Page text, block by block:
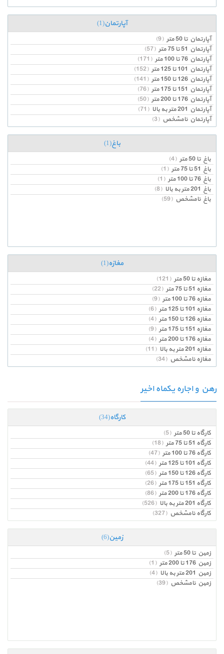
آپارتمان(1)
آپارتمان تا 50 متر
(9)
آپارتمان 51 تا 75 متر
(57)
آپارتمان 76 تا 100 متر
(171)
آپارتمان 101 تا 125 متر
(152)
آپارتمان 126 تا 150 متر
(141)
آپارتمان 151 تا 175 متر
(76)
آپارتمان 176 تا 200 متر
(50)
آپارتمان 201 متر به بالا
(71)
آپارتمان نامشخص (3)
باغ(1)
باغ تا 50 متر
(4)
باغ 51 تا 75 متر
(1)
باغ 76 تا 100 متر
(1)
باغ 201 متر به بالا
(8)
باغ نامشخص (59)
مغازه(1)
مغازه تا 50 متر
(121)
مغازه 51 تا 75 متر
(22)
مغازه 76 تا 100 متر
(9)
مغازه 101 تا 125 متر
(6)
مغازه 126 تا 150 متر
(4)
مغازه 151 تا 175 متر
(9)
مغازه 176 تا 200 متر
(4)
مغازه 201 متر به بالا
(11)
مغازه نامشخص (34)
رهن و اجاره یکماه اخیر
کارگاه(34)
کارگاه تا 50 متر
(5)
کارگاه 51 تا 75 متر
(18)
کارگاه 76 تا 100 متر
(47)
کارگاه 101 تا 125 متر
(44)
کارگاه 126 تا 150 متر
(65)
کارگاه 151 تا 175 متر
(26)
کارگاه 176 تا 200 متر
(86)
کارگاه 201 متر به بالا
(526)
کارگاه نامشخص (327)
زمین(6)
زمین تا 50 متر
(5)
زمین 176 تا 200 متر
(1)
زمین 201 متر به بالا
(4)
زمین نامشخص (39)